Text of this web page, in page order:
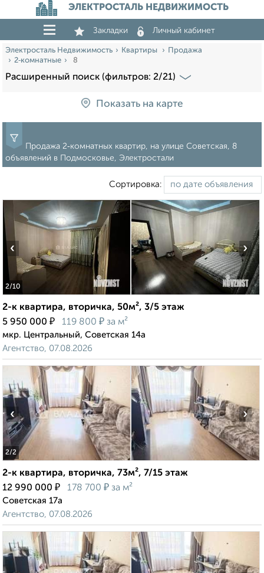
ЭЛЕКТРОСТАЛЬ НЕДВИЖИМОСТЬ
Закладки Личный кабинет
Электросталь Недвижимость Квартиры
Продажа
2‑комнатные
8
Расширенный поиск (фильтров: 2/21)
Показать на карте
Продажа 2‑комнатных квартир, на улице Советская, 8
объявлений в Подмосковье, Электростали
Сортировка:
2/10
‹ ›
2-к квартира, вторичка, 50м², 3/5 этаж
5 950 000 ₽ 119 800 ₽ за м²
мкр. Центральный, Советская 14а
Агентство, 07.08.2026
2/2
‹ ›
2-к квартира, вторичка, 73м², 7/15 этаж
12 990 000 ₽ 178 700 ₽ за м²
Советская 17а
Агентство, 07.08.2026